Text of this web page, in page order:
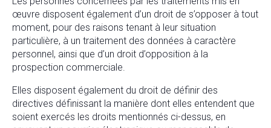
œuvre disposent également d’un droit de s’opposer à tout
moment, pour des raisons tenant à leur situation
particulière, à un traitement des données à caractère
personnel, ainsi que d’un droit d’opposition à la
prospection commerciale.
Elles disposent également du droit de définir des
directives définissant la manière dont elles entendent que
soient exercés les droits mentionnés ci-dessus, en